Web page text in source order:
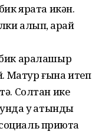
ярата икән.
алып, ҡарай
аралашыр
Матур ғына итеп
Солтан ике
уҡ ҡатынды
приютҡа